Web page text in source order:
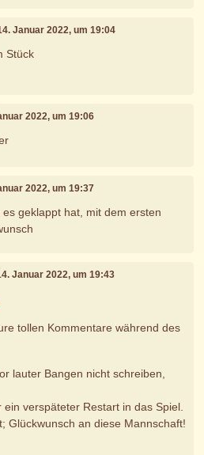
Januar 2022, um 19:04
Stück
2022, um 19:06
2022, um 19:37
es geklappt hat, mit dem ersten
Januar 2022, um 19:43
tollen Kommentare während des
lauter Bangen nicht schreiben,
ein verspäteter Restart in das Spiel.
Glückwunsch an diese Mannschaft!